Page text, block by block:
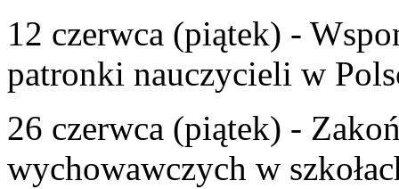
12 czerwca (piątek) -
patronki nauczycieli w
26 czerwca (piątek) -
wychowawczych w